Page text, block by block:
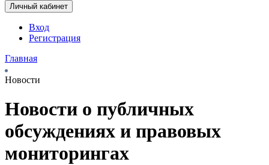
Личный кабинет
Вход
Регистрация
Главная
Новости
Новости о публичных
обсуждениях и правовых
мониторингах